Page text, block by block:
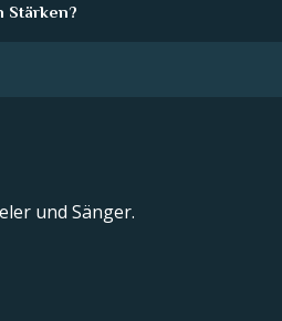
Stärken?
und Sänger.